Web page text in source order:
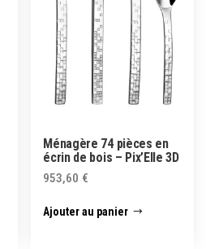
Ménagère 74 pièces en
écrin de bois – Pix’Elle 3D
953,60 €
Ajouter au panier